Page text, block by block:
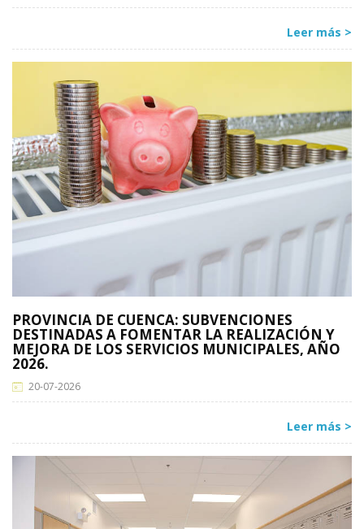
Leer más >
PROVINCIA DE CUENCA: SUBVENCIONES
DESTINADAS A FOMENTAR LA REALIZACIÓN Y
MEJORA DE LOS SERVICIOS MUNICIPALES, AÑO
2026.
20-07-2026
Leer más >